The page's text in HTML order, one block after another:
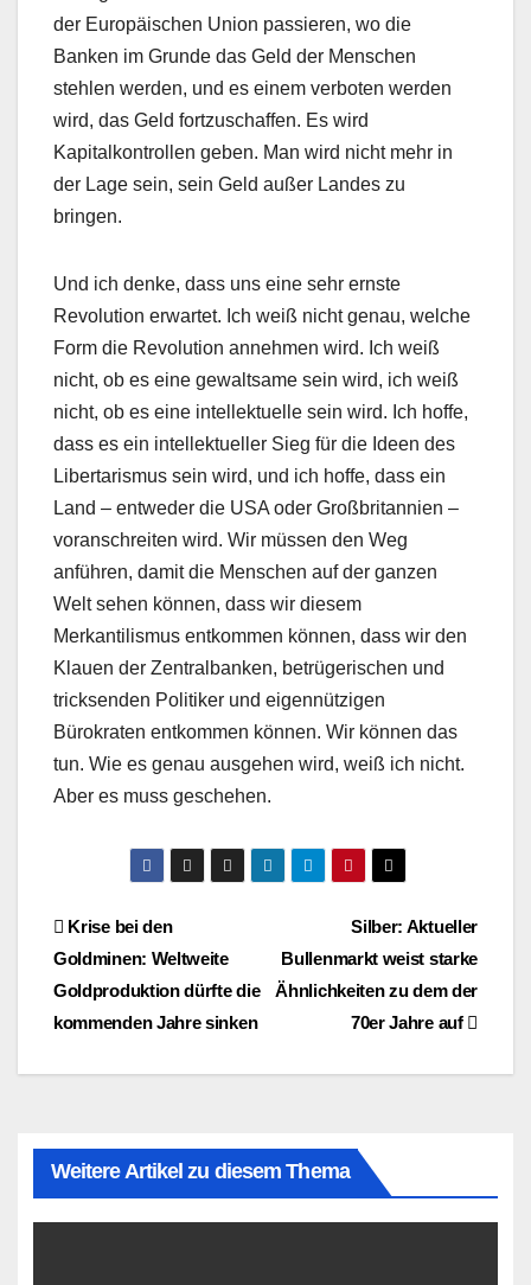
der Europäischen Union passieren, wo die
Banken im Grunde das Geld der Menschen
stehlen werden, und es einem verboten werden
wird, das Geld fortzuschaffen. Es wird
Kapitalkontrollen geben. Man wird nicht mehr in
der Lage sein, sein Geld außer Landes zu
bringen.
Und ich denke, dass uns eine sehr ernste
Revolution erwartet. Ich weiß nicht genau, welche
Form die Revolution annehmen wird. Ich weiß
nicht, ob es eine gewaltsame sein wird, ich weiß
nicht, ob es eine intellektuelle sein wird. Ich hoffe,
dass es ein intellektueller Sieg für die Ideen des
Libertarismus sein wird, und ich hoffe, dass ein
Land – entweder die USA oder Großbritannien –
voranschreiten wird. Wir müssen den Weg
anführen, damit die Menschen auf der ganzen
Welt sehen können, dass wir diesem
Merkantilismus entkommen können, dass wir den
Klauen der Zentralbanken, betrügerischen und
tricksenden Politiker und eigennützigen
Bürokraten entkommen können. Wir können das
tun. Wie es genau ausgehen wird, weiß ich nicht.
Aber es muss geschehen.
BeitragsnavigationSilber: Aktueller
Bullenmarkt weist starke
Ähnlichkeiten zu dem der
70er Jahre auf
Krise bei den
Goldminen: Weltweite
Goldproduktion dürfte die
kommenden Jahre sinken
Weitere Artikel zu diesem Thema